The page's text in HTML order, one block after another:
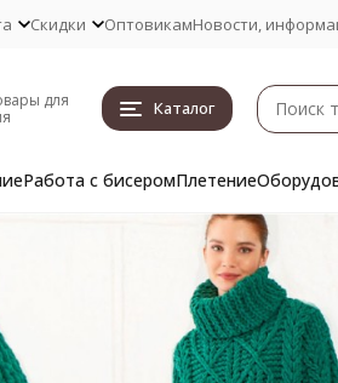
Скидки ОптовикамНовости,
для
Каталог
Работа с бисеромПлетение